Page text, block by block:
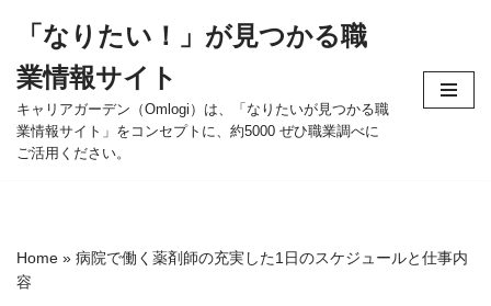
ン
テ
ン
ツ
ッ
プ
「なりたい！」が見つかる職
業情報サイト
キャリアガーデン（Omlogi）は、「なりたいが見つかる職
業情報サイト」をコンセプトに、約5000 ぜひ職業調べに
ご活用ください。
Home » 病院で働く薬剤師の充実した1日のスケジュールと仕事内
容